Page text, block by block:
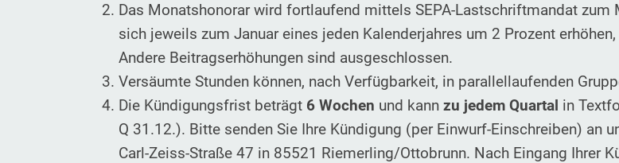
Das Monatshonorar wird fortlaufend mittels SEPA-Lastschriftmandat
sich jeweils zum Januar eines jeden Kalenderjahres um 2 Prozent
Andere Beitragserhöhungen sind ausgeschlossen.
Versäumte Stunden können, nach Verfügbarkeit, in parallellaufenden
Die Kündigungsfrist beträgt 6 Wochen und kann zu jedem Quartal in
Q 31.12.). Bitte senden Sie Ihre Kündigung (per Einwurf-Einschreiben) an
Carl-Zeiss-Straße 47 in 85521 Riemerling/Ottobrunn. Nach Eingang Ihrer